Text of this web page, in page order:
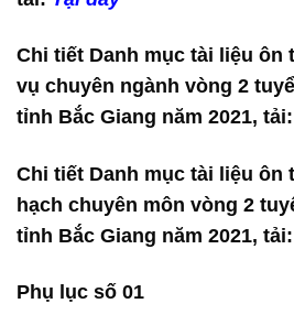
Chi tiết Danh mục tài liệu ôn
vụ chuyên ngành vòng 2
tỉnh Bắc Giang năm 2021, tải:
Chi tiết Danh mục tài liệu ôn
hạch chuyên môn vòng 2
tỉnh Bắc Giang năm 2021, tải:
Phụ lục số 01